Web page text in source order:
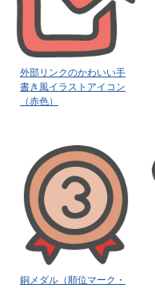
外部リンクのかわいい手
書き風イラストアイコン
（赤色）
銅メダル（順位マーク・